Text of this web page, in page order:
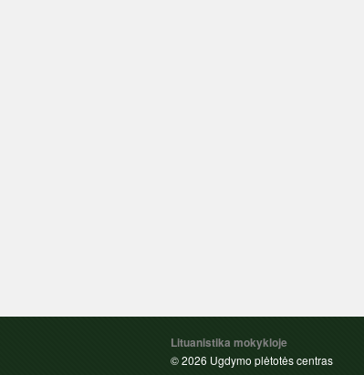
Lituanistika mokykloje
© 2026 Ugdymo plėtotės centras